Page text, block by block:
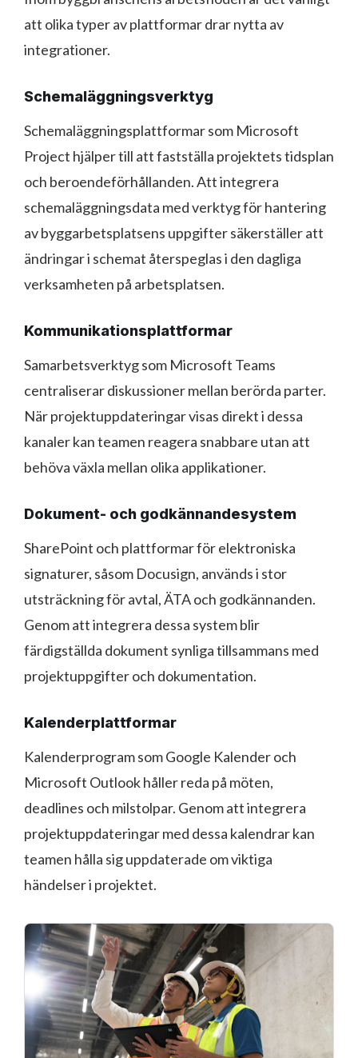
att olika typer av plattformar drar nytta av
integrationer.
Schemaläggningsverktyg
Schemaläggningsplattformar som Microsoft
Project hjälper till att fastställa projektets tidsplan
och beroendeförhållanden. Att integrera
schemaläggningsdata med verktyg för hantering
av byggarbetsplatsens uppgifter säkerställer att
ändringar i schemat återspeglas i den dagliga
verksamheten på arbetsplatsen.
Kommunikationsplattformar
Samarbetsverktyg som Microsoft Teams
centraliserar diskussioner mellan berörda parter.
När projektuppdateringar visas direkt i dessa
kanaler kan teamen reagera snabbare utan att
behöva växla mellan olika applikationer.
Dokument- och godkännandesystem
SharePoint och plattformar för elektroniska
signaturer, såsom Docusign, används i stor
utsträckning för avtal, ÄTA och godkännanden.
Genom att integrera dessa system blir
färdigställda dokument synliga tillsammans med
projektuppgifter och dokumentation.
Kalenderplattformar
Kalenderprogram som Google Kalender och
Microsoft Outlook håller reda på möten,
deadlines och milstolpar. Genom att integrera
projektuppdateringar med dessa kalendrar kan
teamen hålla sig uppdaterade om viktiga
händelser i projektet.